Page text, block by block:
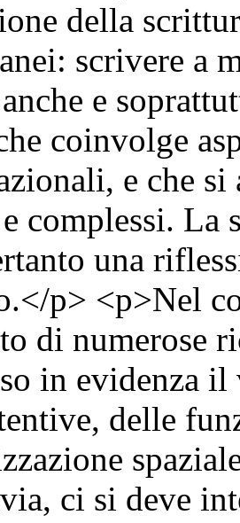
della
scrivere a
e
coinvolge
e che
complessi. La
una
p> <p>Nel
di numerose
in evidenza
delle
ci si deve